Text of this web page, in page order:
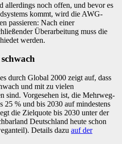
allerdings noch offen, und bevor es
kommt, wird die AWG-
passieren: Nach einer
Überarbeitung muss die
werden.
durch Global 2000 zeigt auf, dass
und mit zu vielen
sind. Vorgesehen ist, die Mehrweg-
25 % und bis 2030 auf mindestens
die Zielquote bis 2030 unter der
Deutschland heute schon
Details dazu auf der